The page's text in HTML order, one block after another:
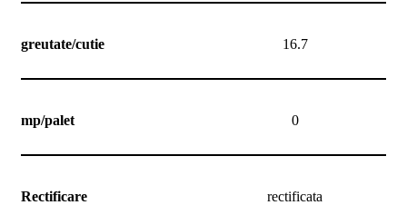
greutate/cutie 16.7
mp/palet 0
Rectificare rectificata